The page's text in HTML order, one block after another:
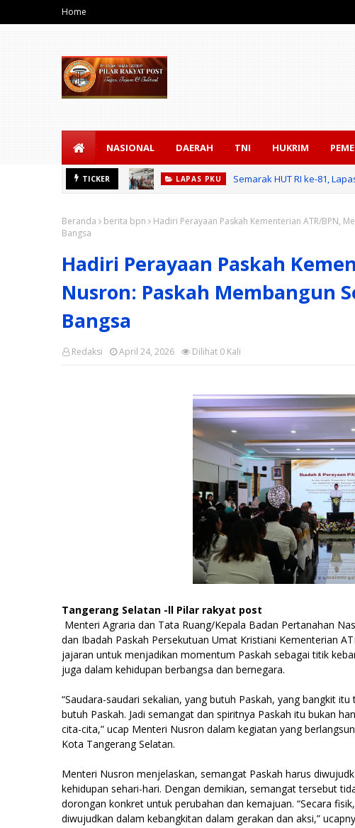
Home
NASIONAL DAERAH TNI HUKRIM
TICKER SILATURAHMI INSAN PERS Satukan
Beranda berita bpn
Hadiri Perayaan Paskah Kementerian ATR/BPN,
Bangsa
Hadiri Perayaan Paskah
Nusron: Paskah Membangun
Bangsa
Redaksi Dilihat 0 Kali
April 24, 2026
Tangerang Selatan -ll Pilar rakyat post
Menteri Agraria dan Tata Ruang/Kepala Badan Pertanahan
dan Ibadah Paskah Persekutuan Umat Kristiani Kementerian
jajaran untuk menjadikan momentum Paskah sebagai titik
juga dalam kehidupan berbangsa dan bernegara.
“Saudara-saudari sekalian, yang butuh Paskah, yang bangkit
butuh Paskah. Jadi semangat dan spiritnya Paskah itu bukan
cita-cita,” ucap Menteri Nusron dalam kegiatan yang
Kota Tangerang Selatan.
Menteri Nusron menjelaskan, semangat Paskah harus
kehidupan sehari-hari. Dengan demikian, semangat tersebut
dorongan konkret untuk perubahan dan kemajuan. “Secara
diwujudkan dalam kebangkitan dalam gerakan dan aksi,”